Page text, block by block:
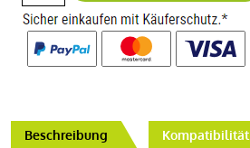
Beschreibung
Kompatibilität